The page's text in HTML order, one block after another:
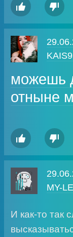
 
можешь
отныне
 
MY-
И как-то так